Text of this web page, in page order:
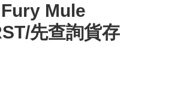
Mule
先查詢貨存